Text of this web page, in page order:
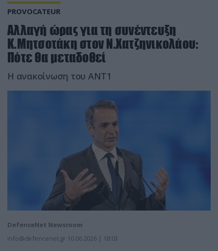
PROVOCATEUR
Αλλαγή ώρας για τη συνέντευξη
Κ.Μητσοτάκη στον Ν.Χατζηνικολάου:
Πότε θα μεταδοθεί
Η ανακοίνωση του ANT1
DefenceNet Newsroom
info@defencenet.gr 10.06.2026 | 18:03